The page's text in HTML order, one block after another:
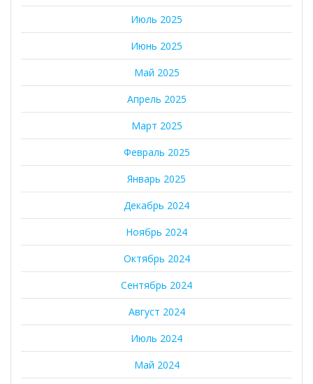
Июль 2025
Июнь 2025
Май 2025
Апрель 2025
Март 2025
Февраль 2025
Январь 2025
Декабрь 2024
Ноябрь 2024
Октябрь 2024
Сентябрь 2024
Август 2024
Июль 2024
Май 2024